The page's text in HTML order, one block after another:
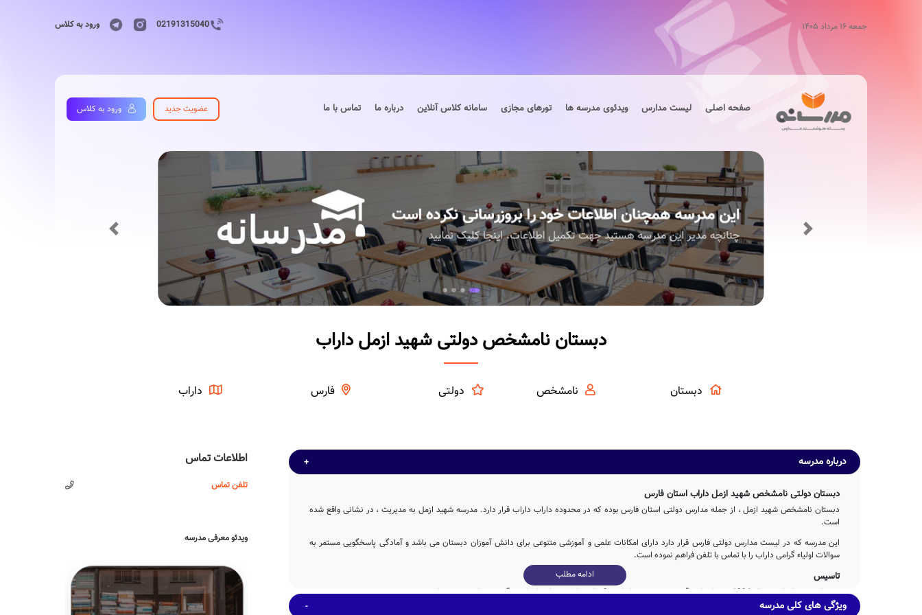
جمعه ۱۶ مرداد ۱۴۰۵ 02191315040 ورود به کلاس
صفحه اصلی لیست مدارس ویدئوی مدرسه ها تورهای مجازی سامانه کلاس آنلاین درباره ما تماس با ما عضویت جدید ورود به کلاس
Previous Next
دبستان نامشخص دولتی شهید ازمل داراب
دبستان نامشخص دولتی فارس داراب
اطلاعات تماس
تلفن تماس
ویدئو معرفی مدرسه
درباره مدرسه
دبستان دولتی نامشخص شهید ازمل داراب استان فارس
دبستان نامشخص شهید ازمل ، از جمله مدارس دولتی استان فارس بوده که در محدوده داراب داراب قرار دارد. مدرسه شهید ازمل به مدیریت ، در نشانی واقع شده
است.
این مدرسه که در لیست مدارس دولتی فارس قرار دارد دارای امکانات علمی و آموزشی متنوعی برای دانش آموزان دبستان می باشد و آمادگی پاسخگویی مستمر به
سوالات اولیاء گرامی داراب را با تماس با تلفن فراهم نموده است.
تاسیس
دبستان شهید ازمل در سال 1394 توسط وزارت آموزش و پرورش با تلاش 2ساله عوامل مختلف اجرایی و آموزشی تاسیس شده است.
ادامه مطلب
ویژگی های کلی مدرسه